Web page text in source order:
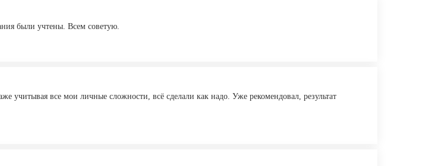
были учтены. Всем советую.
учитывая все мои личные сложности, всё сделали как надо. Уже рекомендовал, результат